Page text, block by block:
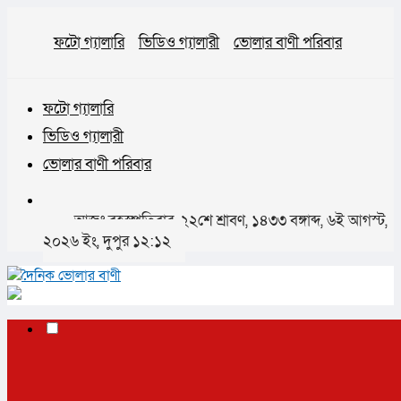
ফটো গ্যালারি ভিডিও গ্যালারী ভোলার বাণী পরিবার
ফটো গ্যালারি
ভিডিও গ্যালারী
ভোলার বাণী পরিবার
আজঃ বৃহস্পতিবার, ২২শে শ্রাবণ, ১৪৩৩ বঙ্গাব্দ, ৬ই আগস্ট,
২০২৬ ইং, দুপুর ১২:১২
✕